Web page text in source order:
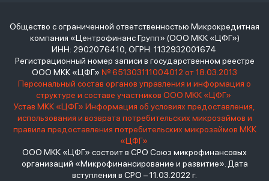
Общество с ограниченной ответственностью Микрокредитная
компания «Центрофинанс Групп» (ООО МКК «ЦФГ»)
ИНН: 2902076410, ОГРН: 1132932001674
Регистрационный номер записи в государственном реестре
ООО МКК «ЦФГ» № 651303111004012 от 18.03.2013
Персональный состав органов управления и информация о
структуре и составе участников ООО МКК «ЦФГ»
Устав МКК «ЦФГ» Информация об условиях предоставления,
использования и возврата потребительских микрозаймов и
правила предоставления потребительских микрозаймов МКК
«ЦФГ»
ООО МКК «ЦФГ» состоит в СРО Союз микрофинансовых
организаций «Микрофинансирование и развитие». Дата
вступления в СРО – 11.03.2022 г.